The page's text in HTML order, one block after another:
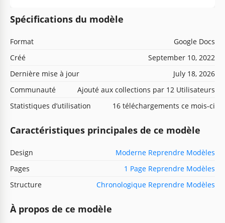
Spécifications du modèle
Format
Google Docs
Créé
September 10, 2022
Dernière mise à jour
July 18, 2026
Communauté
Ajouté aux collections par 12 Utilisateurs
Statistiques d’utilisation
16 téléchargements ce mois-ci
Caractéristiques principales de ce modèle
Design
Moderne Reprendre Modèles
Pages
1 Page Reprendre Modèles
Structure
Chronologique Reprendre Modèles
À propos de ce modèle